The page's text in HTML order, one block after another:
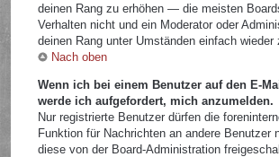
deinen Rang zu erhöhen — die meisten
Verhalten nicht und ein Moderator oder
deinen Rang unter Umständen einfach wieder
Nach oben
Wenn ich bei einem Benutzer auf den E-
werde ich aufgefordert, mich anzumelden.
Nur registrierte Benutzer dürfen die
Funktion für Nachrichten an andere Benutzer
diese von der Board-Administration